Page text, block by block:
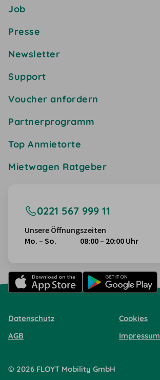
Job
Presse
Newsletter
Support
Voucher anfordern
Partnerprogramm
Top Anmietorte
Mietwagen Ratgeber
0221 567 999 11
Unsere Öffnungszeiten
Mo. – So.
08:00 – 20:00 Uhr
Datenschutz
Cookies
AGB
Impressum
© 2026 FLOYT Mobility GmbH